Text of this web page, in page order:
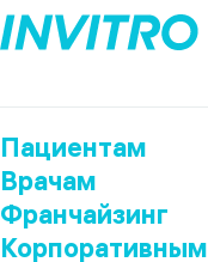
Пациентам
Врачам
Франчайзинг
Корпоративным